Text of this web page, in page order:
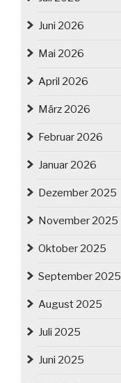
Juni 2026
Mai 2026
April 2026
März 2026
Februar 2026
Januar 2026
Dezember 2025
November 2025
Oktober 2025
September 2025
August 2025
Juli 2025
Juni 2025